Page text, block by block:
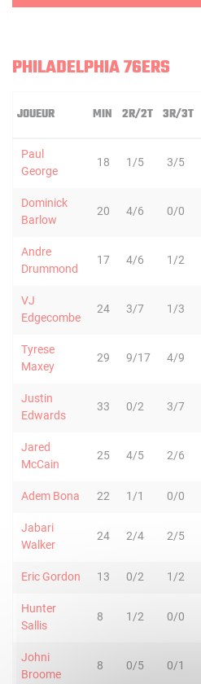
PHILADELPHIA 76ERS
JOUEUR MIN 2R/2T 3R/3T
Paul
George
18 1/5 3/5
Dominick
Barlow
20 4/6 0/0
Andre
Drummond
17 4/6 1/2
VJ
Edgecombe
24 3/7 1/3
Tyrese
Maxey
29 9/17 4/9
Justin
Edwards
33 0/2 3/7
Jared
McCain
25 4/5 2/6
Adem Bona 22 1/1 0/0
Jabari
Walker
24 2/4 2/5
Eric Gordon 13 0/2 1/2
Hunter
Sallis
8 1/2 0/0
Johni
Broome
8 0/5 0/1